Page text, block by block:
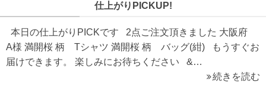
仕上がりPICKUP!
本日の仕上がりPICKです 2点ご注文頂きました 大阪府
A様 満開桜 柄 Tシャツ 満開桜 柄 バッグ(紺) もうすぐお
届けできます。 楽しみにお待ちください &…
続きを読む